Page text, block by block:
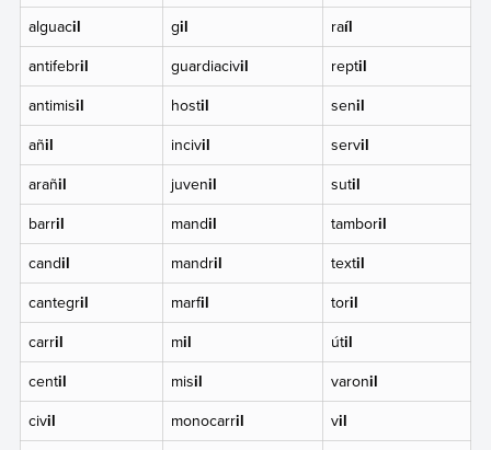
alguacil gil raíl
antifebril guardiacivil reptil
antimisil hostil senil
añil incivil servil
arañil juvenil sutil
barril mandil tamboril
candil mandril textil
cantegril marfil toril
carril mil útil
centil misil varonil
civil monocarril vil